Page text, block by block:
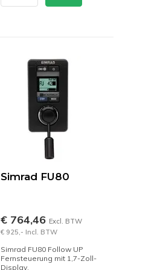
Simrad FU80
€ 764,46 Excl. BTW
€ 925,- Incl. BTW
Simrad FU80 Follow UP
Fernsteuerung mit 1,7-Zoll-
Display.